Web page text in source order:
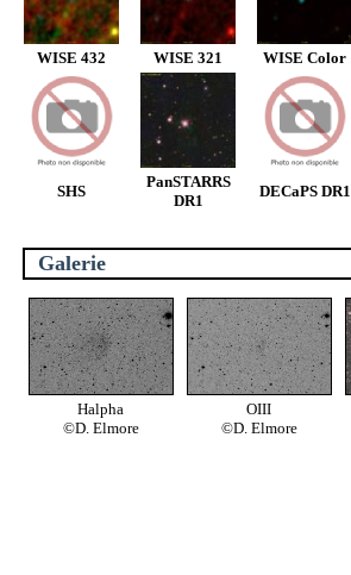
WISE 432 WISE 321 WISE Color
SHS
PanSTARRS
DR1
DECaPS DR1
Galerie
Halpha
©D. Elmore
OIII
©D. Elmore